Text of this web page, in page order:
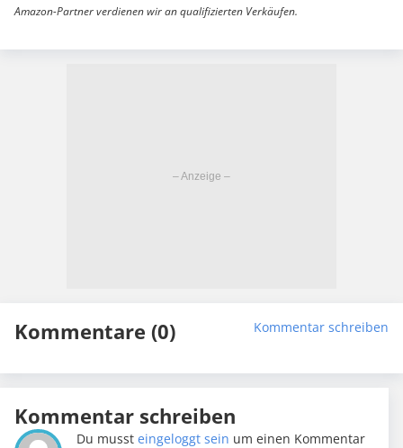
Amazon-Partner verdienen wir an qualifizierten Verkäufen.
Kommentare (0) Kommentar schreiben
Kommentar schreiben
Du mussteingeloggt sein um einen Kommentar